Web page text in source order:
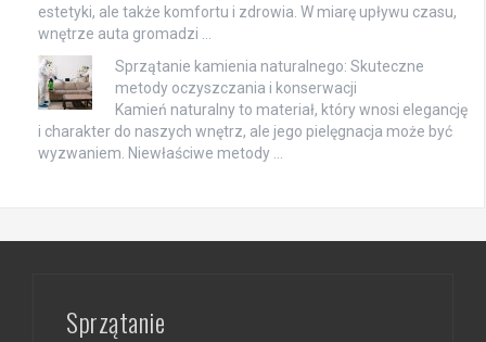
estetyki, ale także komfortu i zdrowia. W miarę upływu czasu,
wnętrze auta gromadzi …
Sprzątanie kamienia naturalnego: Skuteczne
metody oczyszczania i konserwacji
Kamień naturalny to materiał, który wnosi elegancję
i charakter do naszych wnętrz, ale jego pielęgnacja może być
wyzwaniem. Niewłaściwe metody …
Sprzątanie